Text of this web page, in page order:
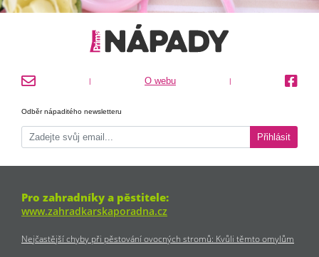
O webu
Odběr nápaditého newsletteru
Přihlásit
Pro zahradníky a pěstitele:
www.zahradkarskaporadna.cz
Nejčastější chyby při pěstování ovocných stromů: Kvůli těmto omylům